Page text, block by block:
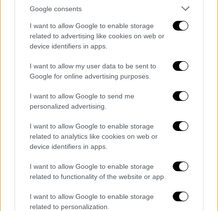
Google consents
I want to allow Google to enable storage
related to advertising like cookies on web or
device identifiers in apps.
I want to allow my user data to be sent to
Google for online advertising purposes.
I want to allow Google to send me
personalized advertising.
I want to allow Google to enable storage
related to analytics like cookies on web or
device identifiers in apps.
I want to allow Google to enable storage
related to functionality of the website or app.
I want to allow Google to enable storage
related to personalization.
Αναφορικά με το ψυχολογικό κομμάτι η
Όταν βγήκα από το GNTM ήταν
τεράστιο το σοκ.Λόγω του εγκλεισμού. Δεν
κυκλοφορούσα στον δρόμο μόνη μου.
φαντάζονται όλοι. Δεν είναι καθόλου απλή.
Ήμουν 5,5 μήνες αποκομμένη από τον
υπόλοιπο κόσμο. Συνέχεια προστατευμένη,
όλοι φρόντιζαν τα πάντα για μένα και στην
ουσία εγώ υπήρχα. Οπότε το να ξαναβγαίνω
έξω μετά από τόσο καιρό ήταν σοκ. Ούτε
στο σούπερ μάρκετ δεν πήγαινα μόνη μου.
Μπέρδεψα τις πραγματικότητες. Νόμιζα ότι
η πραγματικότητα του GNTM ήταν όλη μου η
ζωή και όλη μου η ζωή ήταν μία φαντασία»
αποκάλυψε ηΜαρία Μιχαλοπούλου
. «Θέλω